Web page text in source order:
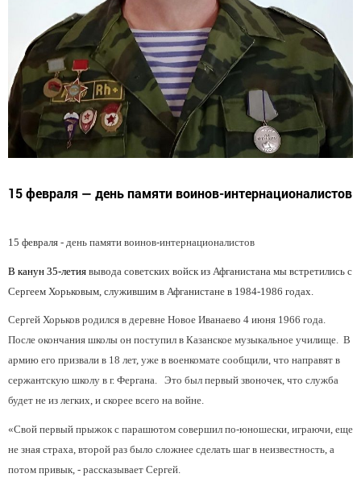
15 февраля — день памяти воинов-интернационалистов
15 февраля - день памяти воинов-интернационалистов
В канун 35-летия вывода советских войск из Афганистана мы встретились с
Сергеем Хорьковым, служившим в Афганистане в 1984-1986 годах.
Сергей Хорьков родился в деревне Новое Иванаево 4 июня 1966 года.
После окончания школы он поступил в Казанское музыкальное училище. В
армию его призвали в 18 лет, уже в военкомате сообщили, что направят в
сержантскую школу в г. Фергана. Это был первый звоночек, что служба
будет не из легких, и скорее всего на войне.
«Свой первый прыжок с парашютом совершил по-юношески, играючи, еще
не зная страха, второй раз было сложнее сделать шаг в неизвестность, а
потом привык, - рассказывает Сергей.